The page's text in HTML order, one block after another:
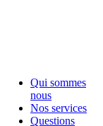
Qui sommes
nous
Nos services
Questions